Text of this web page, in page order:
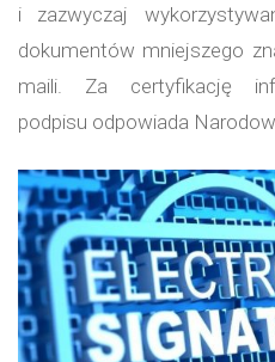
i zazwyczaj
dokumentów mniejszego
maili. Za certyfikację
podpisu odpowiada